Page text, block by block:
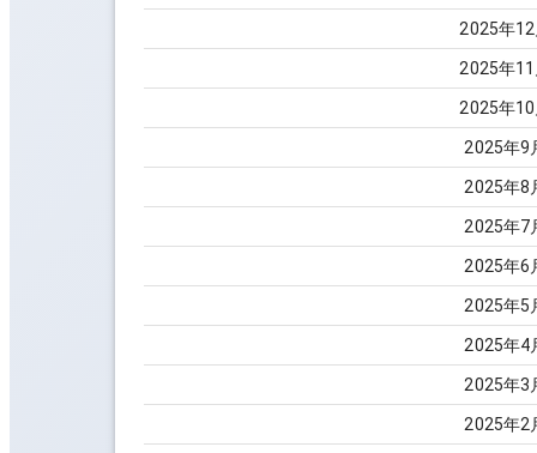
2025年12
2025年11
2025年10
2025年9
2025年8
2025年7
2025年6
2025年5
2025年4
2025年3
2025年2